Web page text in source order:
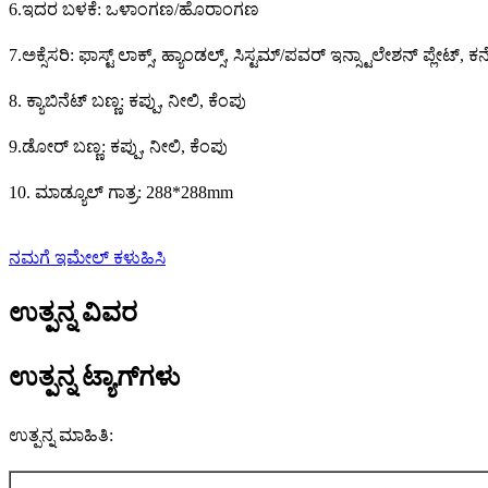
6.ಇದರ ಬಳಕೆ: ಒಳಾಂಗಣ/ಹೊರಾಂಗಣ
7.ಅಕ್ಸೆಸರಿ: ಫಾಸ್ಟ್ ಲಾಕ್ಸ್, ಹ್ಯಾಂಡಲ್ಸ್, ಸಿಸ್ಟಮ್/ಪವರ್ ಇನ್ಸ್ಟಾಲೇಶನ್ ಪ್ಲೇಟ್,
8. ಕ್ಯಾಬಿನೆಟ್ ಬಣ್ಣ: ಕಪ್ಪು, ನೀಲಿ, ಕೆಂಪು
9.ಡೋರ್ ಬಣ್ಣ: ಕಪ್ಪು, ನೀಲಿ, ಕೆಂಪು
10. ಮಾಡ್ಯೂಲ್ ಗಾತ್ರ: 288*288mm
ನಮಗೆ ಇಮೇಲ್ ಕಳುಹಿಸಿ
ಉತ್ಪನ್ನ ವಿವರ
ಉತ್ಪನ್ನ ಟ್ಯಾಗ್‌ಗಳು
ಉತ್ಪನ್ನ ಮಾಹಿತಿ: